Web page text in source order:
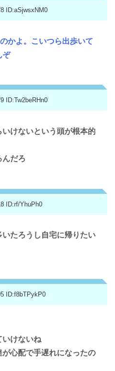
ID:aSjwsxNM0
かよ。こいつら出歩いて
ぞ
ID:Tw2beRHn0
けないという頭が根本的
んだろ
ID:rf/YhuPh0
たろうし自宅に帰りたい
ID:f8bTPykP0
いけないね
心配で手遅れになったの